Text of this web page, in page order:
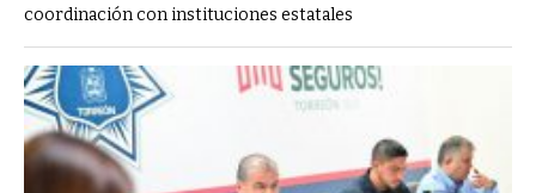
coordinación con instituciones estatales